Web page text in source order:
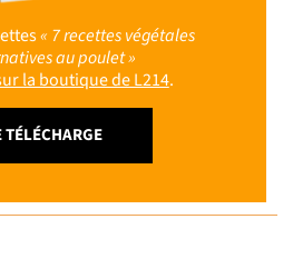
« 7 recettes végétales
au poulet »
la boutique de L214.
TÉLÉCHARGE